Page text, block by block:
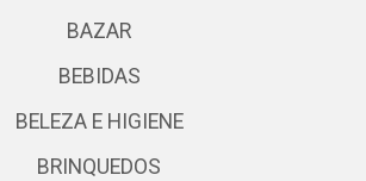
BAZAR
BEBIDAS
BELEZA E HIGIENE
BRINQUEDOS